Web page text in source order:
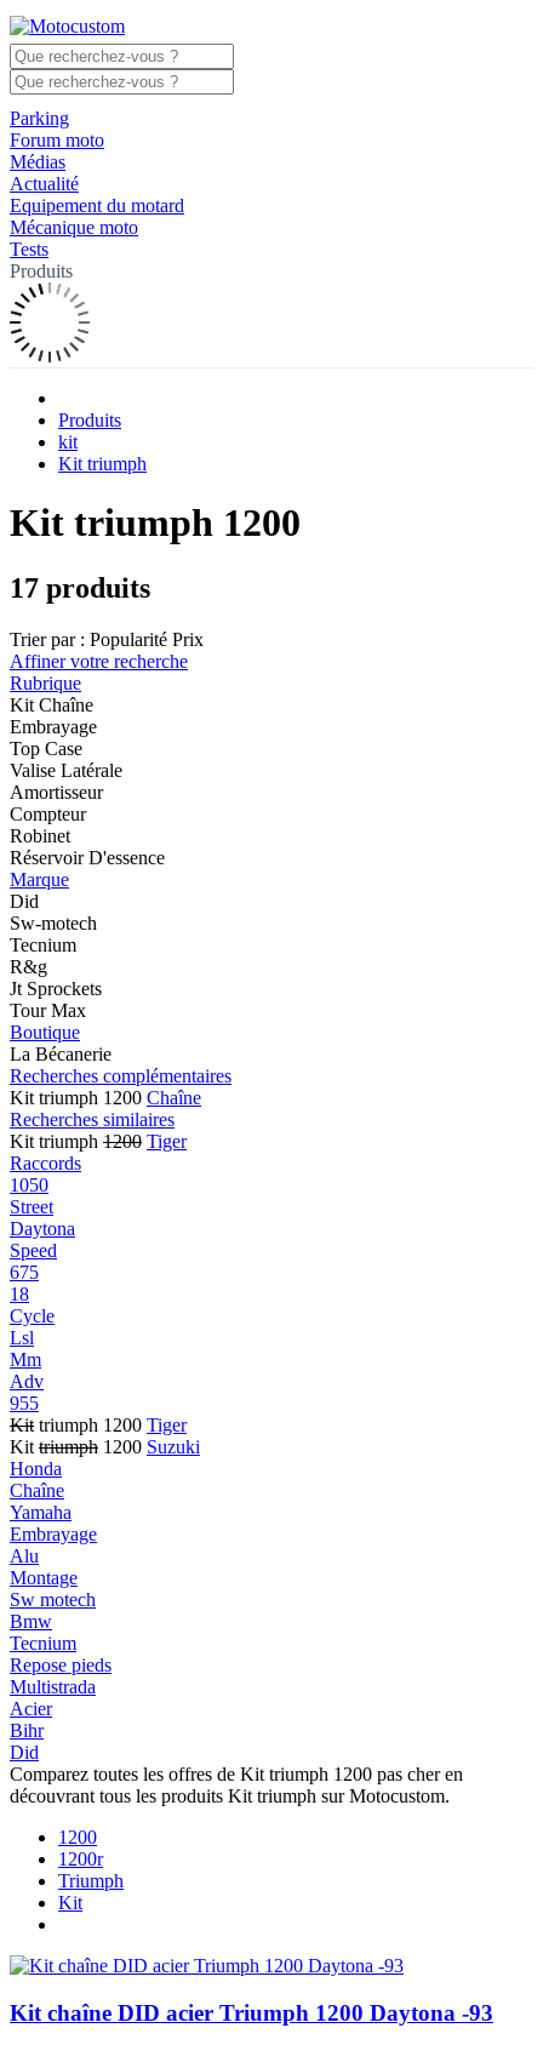
Parking
Forum moto
Médias
Actualité
Equipement du motard
Mécanique moto
Tests
Produits
Produits
kit
Kit triumph
Kit triumph 1200
17 produits
Trier par : Popularité Prix
Affiner votre recherche
Rubrique
Kit Chaîne
Embrayage
Top Case
Valise Latérale
Amortisseur
Compteur
Robinet
Réservoir D'essence
Marque
Did
Sw-motech
Tecnium
R&g
Jt Sprockets
Tour Max
Boutique
La Bécanerie
Recherches complémentaires
Kit triumph 1200 Chaîne
Recherches similaires
Kit triumph 1200 Tiger
Raccords
1050
Street
Daytona
Speed
675
18
Cycle
Lsl
Mm
Adv
955
Kit triumph 1200 Tiger
Kit triumph 1200 Suzuki
Honda
Chaîne
Yamaha
Embrayage
Alu
Montage
Sw motech
Bmw
Tecnium
Repose pieds
Multistrada
Acier
Bihr
Did
Comparez toutes les offres de Kit triumph 1200 pas cher en
découvrant tous les produits Kit triumph sur Motocustom.
1200
1200r
Triumph
Kit
Kit chaîne DID acier Triumph 1200 Daytona -93